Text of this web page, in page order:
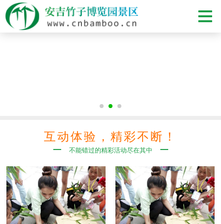
互动体验，精彩不断！
不能错过的精彩活动尽在其中